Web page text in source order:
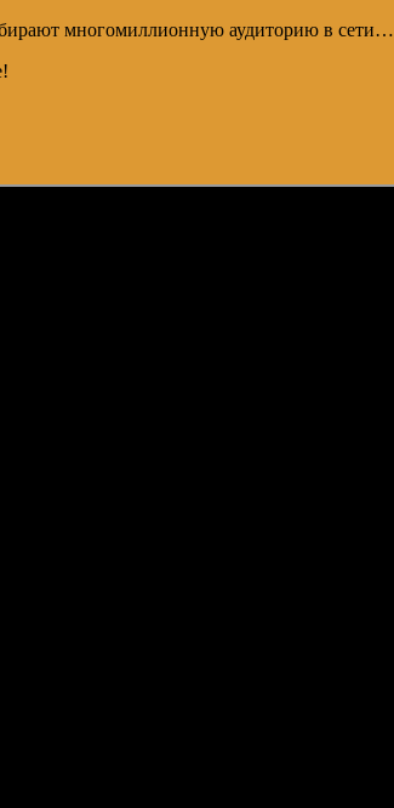
многомиллионную аудиторию в сети…